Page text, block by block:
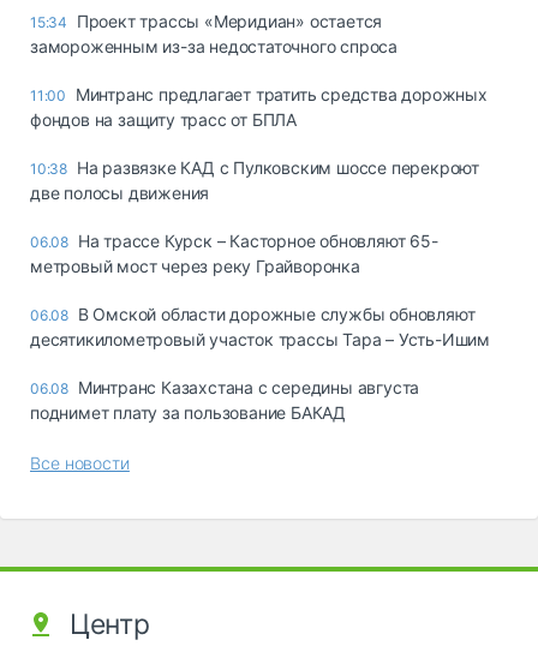
15:34
Проект трассы «Меридиан» остается
замороженным из-за недостаточного спроса
11:00
Минтранс предлагает тратить средства дорожных
фондов на защиту трасс от БПЛА
10:38 На развязке КАД с Пулковским шоссе перекроют
две полосы движения
06.08 На трассе Курск – Касторное обновляют 65-
метровый мост через реку Грайворонка
06.08 В Омской области дорожные службы обновляют
десятикилометровый участок трассы Тара – Усть-Ишим
06.08 Минтранс Казахстана с середины августа
поднимет плату за пользование БАКАД
Все новости
Центр